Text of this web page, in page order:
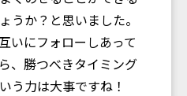
うか？と思いました。
いにフォローしあって
、勝つべきタイミング
う力は大事ですね！